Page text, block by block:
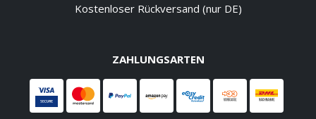
Kostenloser Rückversand (nur DE)
ZAHLUNGSARTEN